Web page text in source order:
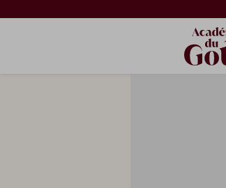
CHARGEMENT…